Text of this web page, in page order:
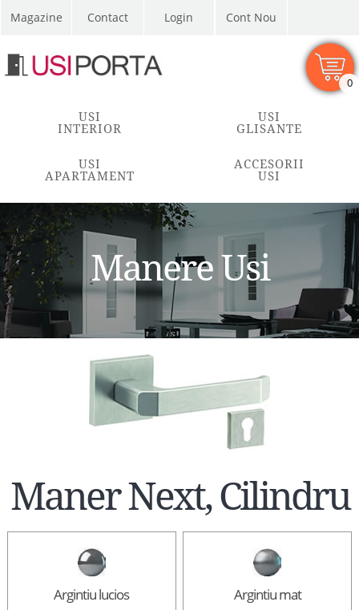
Magazine Contact Cont Nou
0
USI
INTERIOR
USI
GLISANTE
USI
APARTAMENT
ACCESORII
USI
Manere Usi
Maner Next, Cilindru
Argintiu lucios Argintiu mat